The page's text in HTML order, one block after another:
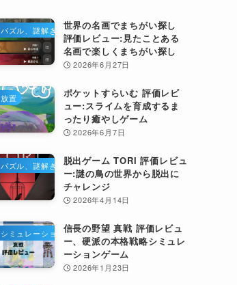
パズル、謎解き
世界の名画でまちがい探し
評価レビュー:見たことある
名画で楽しくまちがい探し
2026年6月27日
放置
ポケットすらいむ 評価レビ
ュー:スライムを育成するま
ったり癒やしゲーム
2026年6月7日
パズル、謎解き
脱出ゲーム TORI 評価レビュ
ー:謎の鳥の世界から脱出に
チャレンジ
2026年4月14日
シミュレーション信長の野望 真戦 評価レビュ
ー、硬派の本格戦略シミュレ
ーションゲーム
2026年1月23日